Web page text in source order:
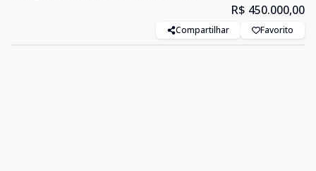
R$ 450.000,00
Compartilhar Favorito